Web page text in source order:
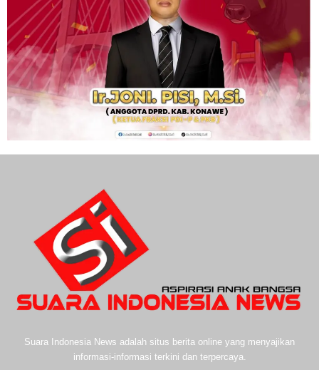
Suara Indonesia News adalah situs berita online yang menyajikan
informasi-informasi terkini dan terpercaya.